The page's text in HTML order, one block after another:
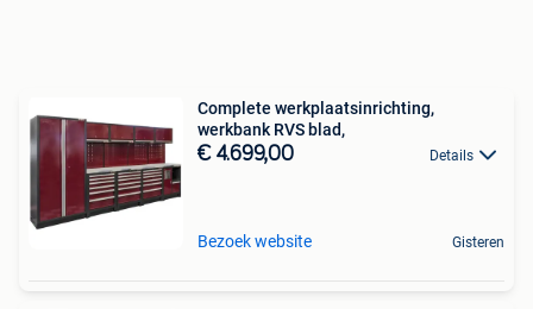
Complete werkplaatsinrichting,
werkbank RVS blad,
€ 4.699,00 Details
Bezoek website Gisteren